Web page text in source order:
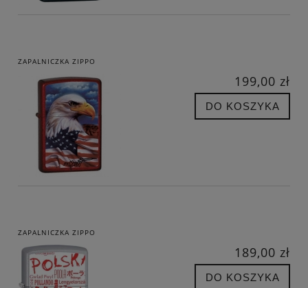
ZAPALNICZKA ZIPPO
199,00 zł
DO KOSZYKA
ZAPALNICZKA ZIPPO
189,00 zł
DO KOSZYKA